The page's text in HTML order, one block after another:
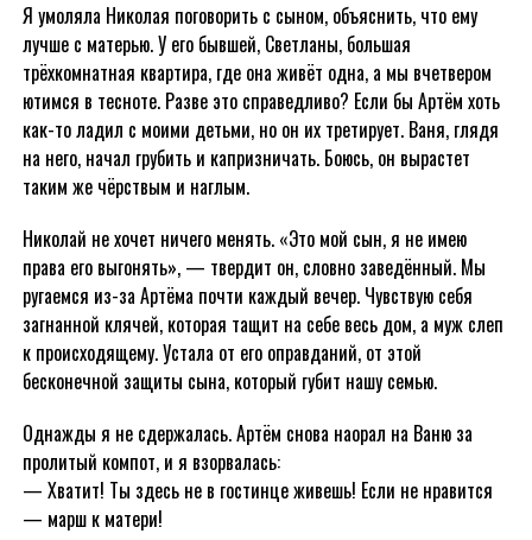
Я умоляла Николая поговорить с сыном, объяснить, что ему
лучше с матерью. У его бывшей, Светланы, большая
трёхкомнатная квартира, где она живёт одна, а мы вчетвером
ютимся в тесноте. Разве это справедливо? Если бы Артём хоть
как-то ладил с моими детьми, но он их третирует. Ваня, глядя
на него, начал грубить и капризничать. Боюсь, он вырастет
таким же чёрствым и наглым.
Николай не хочет ничего менять. «Это мой сын, я не имею
права его выгонять», — твердит он, словно заведённый. Мы
ругаемся из-за Артёма почти каждый вечер. Чувствую себя
загнанной клячей, которая тащит на себе весь дом, а муж слеп
к происходящему. Устала от его оправданий, от этой
бесконечной защиты сына, который губит нашу семью.
Однажды я не сдержалась. Артём снова наорал на Ваню за
пролитый компот, и я взорвалась:
— Хватит! Ты здесь не в гостинце живешь! Если не нравится
— марш к матери!